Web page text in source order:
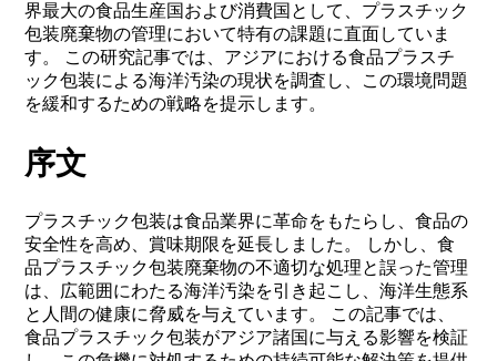
界最大の食品生産国および消費国として、プラスチック
包装廃棄物の管理において特有の課題に直面していま
す。 この研究記事では、アジアにおける食品プラスチ
ック包装による海洋汚染の現状を調査し、この環境問題
を緩和するための戦略を提示します。
序文
プラスチック包装は食品業界に革命をもたらし、食品の
安全性を高め、賞味期限を延長しました。 しかし、食
品プラスチック包装廃棄物の不適切な処理と誤った管理
は、広範囲にわたる海洋汚染を引き起こし、海洋生態系
と人間の健康に脅威を与えています。 この記事では、
食品プラスチック包装がアジア諸国に与える影響を検証